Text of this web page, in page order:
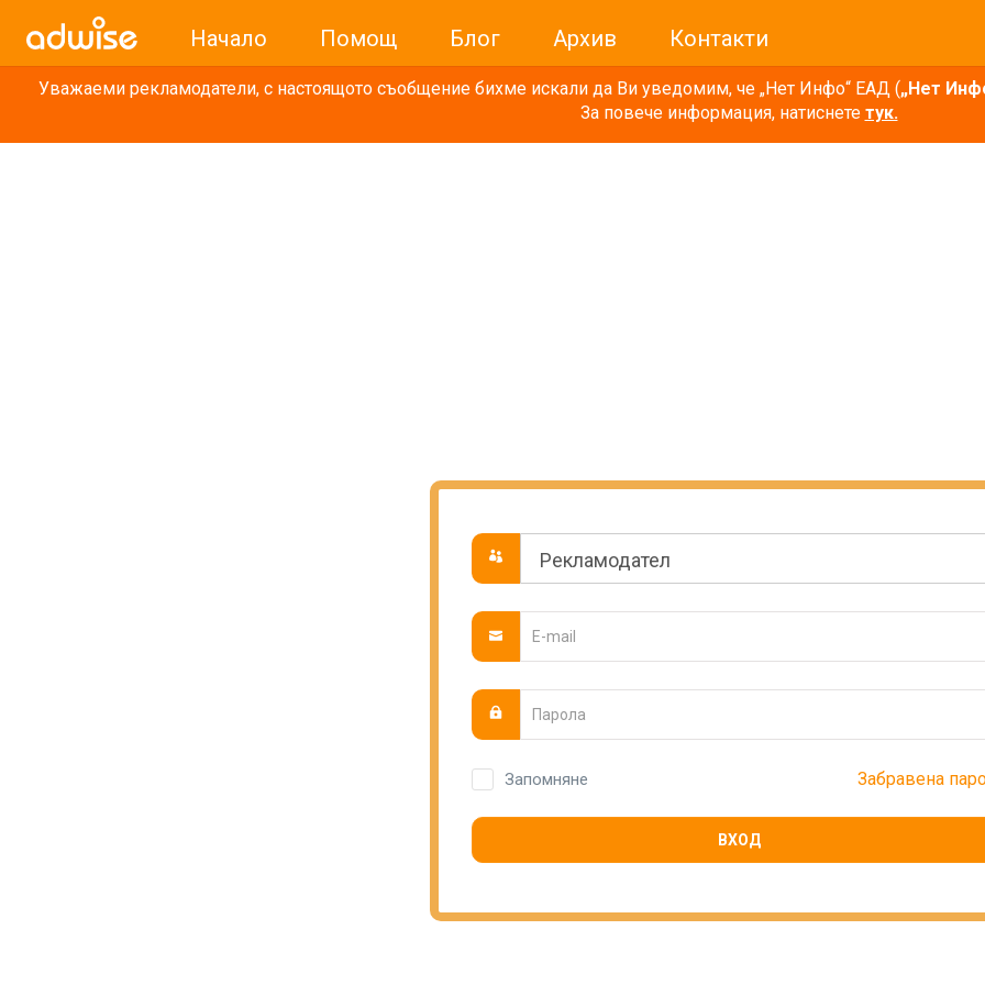
Начало Помощ Блог Архив Контакти
Уважаеми рекламодатели, с настоящото съобщение бихме искали да Ви уведомим, че „Нет Инфо“ ЕАД („Нет
За повече информация, натиснете тук.
Запомняне Забравена
ВХОД